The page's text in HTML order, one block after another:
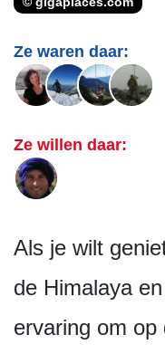
Ze waren daar:
Ze willen daar:
Als je wilt
de Himalaya
ervaring om